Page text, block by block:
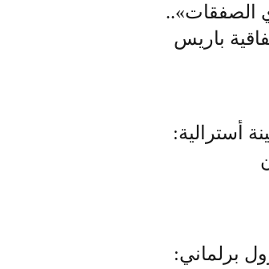
الصفقات»..
باريس
عصيبة.. وسجينة أسترالية:
برلماني: